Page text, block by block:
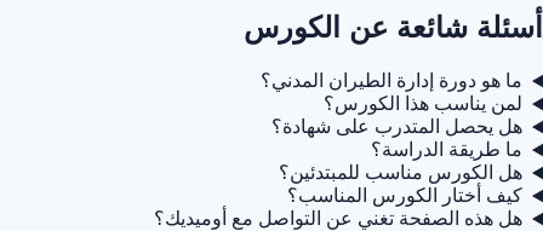
أسئلة شائعة عن الكورس
ما هو دورة إدارة الطيران المدني؟
لمن يناسب هذا الكورس؟
هل يحصل المتدرب على شهادة؟
ما طريقة الدراسة؟
هل الكورس مناسب للمبتدئين؟
كيف أختار الكورس المناسب؟
هل هذه الصفحة تغني عن التواصل مع أوميديك؟